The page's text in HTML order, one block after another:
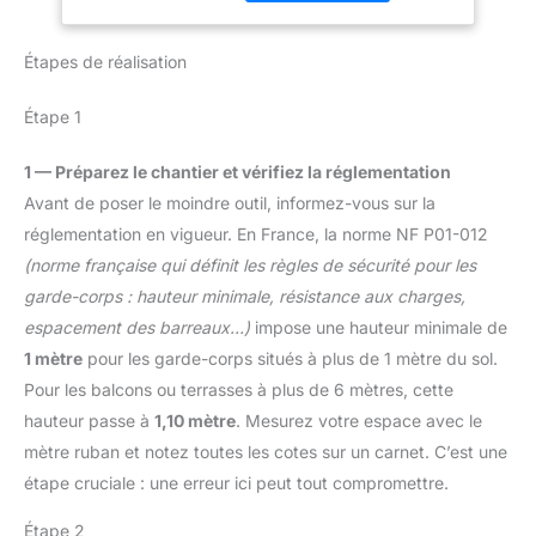
couple plus faible,
comme les systèmes de
freinage, les carters
moteur, les systèmes
d'échappement, les
boulons de pneus et
nécessitant un couple
précis mais pas excessif.
De plus, elle est garantie
24 mois, avec un
pour toute assistance
nécessaire.
restreints? Notre
exceptionnelle pour tous
vos projets, que vous
soyez à l'intérieur de
chantier extérieur. Cette
polyvalence vous permet
d'atteindre facilement les
zones difficiles d'accès
interruption où que vous
soyez. Performance Du
Moteur Sans Balais:
Équipée d'un moteur
Découper Polir et
surcharge et la décharge
un fonctionnement
continu de la meuleuse
tout au long de la
journée, vous permettant
de tomber en panne
d'énergie Design
intelligent : l'interrupteur
latéral s'enclenche et
appuyer constamment
Étapes de réalisation
Étape 1
1 — Préparez le chantier et vérifiez la réglementation
Avant de poser le moindre outil, informez-vous sur la
réglementation en vigueur. En France, la norme NF P01-012
(norme française qui définit les règles de sécurité pour les
garde-corps : hauteur minimale, résistance aux charges,
espacement des barreaux…) impose une hauteur minimale de
1 mètre pour les garde-corps situés à plus de 1 mètre du sol.
Pour les balcons ou terrasses à plus de 6 mètres, cette
hauteur passe à 1,10 mètre. Mesurez votre espace avec le
mètre ruban et notez toutes les cotes sur un carnet. C’est une
étape cruciale : une erreur ici peut tout compromettre.
Étape 2